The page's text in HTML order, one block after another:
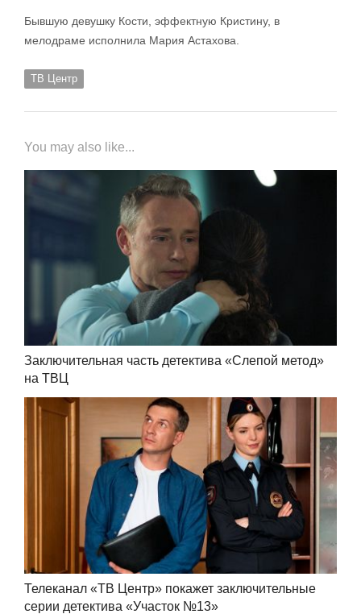
Бывшую девушку Кости, эффектную Кристину, в
мелодраме исполнила Мария Астахова.
ТВ Центр
You may also like...
Заключительная часть детектива «Слепой метод»
на ТВЦ
Телеканал «ТВ Центр» покажет заключительные
серии детектива «Участок №13»